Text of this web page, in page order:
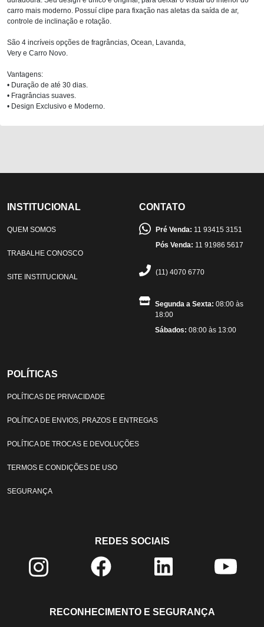
carro mais moderno. Possuí clipe para fixação nas aletas da saída de ar,
controle de inclinação e rotação.
São 4 incríveis opções de fragrâncias, Ocean, Lavanda,
Very e Carro Novo.
Vantagens:
• Duração de até 30 dias.
• Fragrâncias suaves.
• Design Exclusivo e Moderno.
INSTITUCIONAL
QUEM SOMOS
TRABALHE CONOSCO
SITE INSTITUCIONAL
CONTATO
Pré Venda: 11 93415 3151
Pós Venda: 11 91986 5617
(11) 4070 6770
Segunda a Sexta: 08:00 às
18:00
Sábados: 08:00 às 13:00
POLÍTICAS
POLÍTICAS DE PRIVACIDADE
POLÍTICA DE ENVIOS, PRAZOS E ENTREGAS
POLÍTICA DE TROCAS E DEVOLUÇÕES
TERMOS E CONDIÇÕES DE USO
SEGURANÇA
REDES SOCIAIS
RECONHECIMENTO E SEGURANÇA